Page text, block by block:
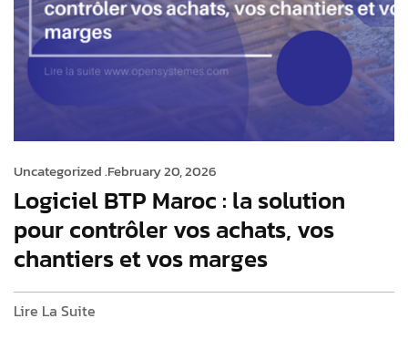
Uncategorized .February 20, 2026
Logiciel BTP Maroc : la solution
pour contrôler vos achats, vos
chantiers et vos marges
Lire La Suite